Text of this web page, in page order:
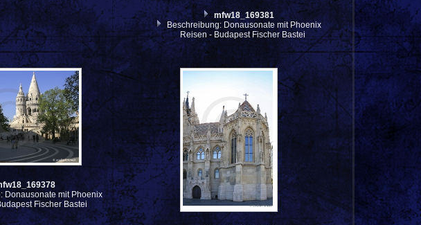
mfw18_169381
Beschreibung: Donausonate mit Phoenix
Reisen - Budapest Fischer Bastei
Donausonate mit Phoenix
Fischer Bastei